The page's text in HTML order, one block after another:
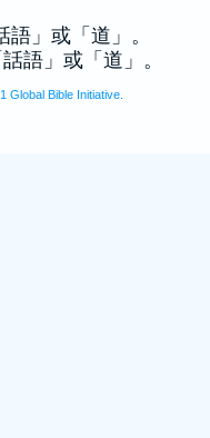
」或「道」。
語」或「道」。
Global Bible Initiative.